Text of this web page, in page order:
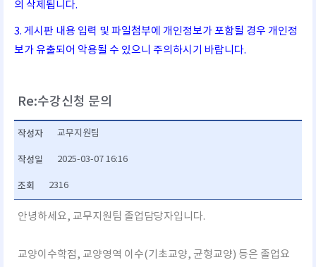
의 삭제됩니다.
3. 게시판 내용 입력 및 파일첨부에 개인정보가 포함될 경우 개인정
보가 유출되어 악용될 수 있으니 주의하시기 바랍니다.
Re:수강신청 문의
작성자 교무지원팀
작성일 2025-03-07 16:16
조회 2316
안녕하세요, 교무지원팀 졸업담당자입니다.
교양이수학점, 교양영역 이수(기초교양, 균형교양) 등은 졸업요